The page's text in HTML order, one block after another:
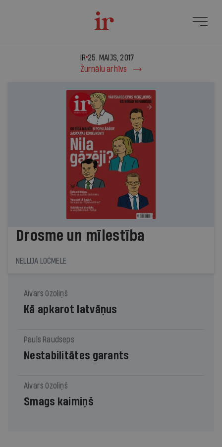
IR - 25. maijs, 2017
IR 25. MAIJS, 2017
Žurnālu arhīvs
Drosme un mīlestība
NELLIJA LOČMELE
Aivars Ozoliņš
Kā apkarot latvāņus
Pauls Raudseps
Nestabilitātes garants
Aivars Ozoliņš
Smags kaimiņš